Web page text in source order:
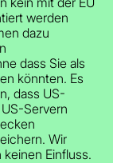
werden
dazu
dass Sie als
könnten. Es
dass US-
Servern
Wir
Einfluss.